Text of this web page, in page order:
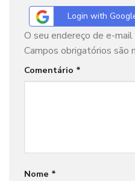
Login with
O seu endereço de e-
Campos obrigatórios são
Comentário *
Nome *